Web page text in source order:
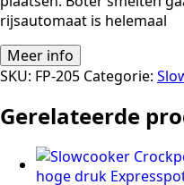
rijsautomaat is helemaal
Meer info
SKU: FP-205 Categorie:
Gerelateerde